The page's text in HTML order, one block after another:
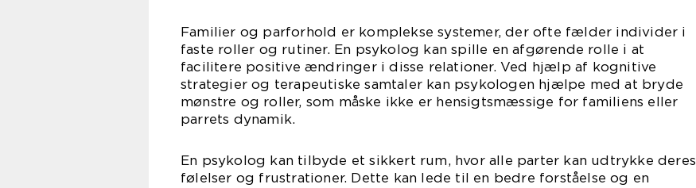
Familier og parforhold er komplekse systemer, der ofte fælder individer i
faste roller og rutiner. En psykolog kan spille en afgørende rolle i at
facilitere positive ændringer i disse relationer. Ved hjælp af kognitive
strategier og terapeutiske samtaler kan psykologen hjælpe med at bryde
mønstre og roller, som måske ikke er hensigtsmæssige for familiens eller
parrets dynamik.
En psykolog kan tilbyde et sikkert rum, hvor alle parter kan udtrykke deres
følelser og frustrationer. Dette kan lede til en bedre forståelse og en